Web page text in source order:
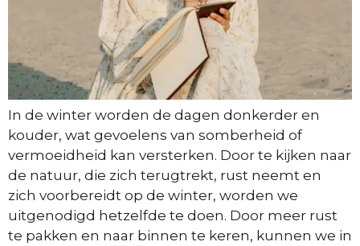
In de winter worden de dagen donkerder en
kouder, wat gevoelens van somberheid of
vermoeidheid kan versterken. Door te kijken naar
de natuur, die zich terugtrekt, rust neemt en
zich voorbereidt op de winter, worden we
uitgenodigd hetzelfde te doen. Door meer rust
te pakken en naar binnen te keren, kunnen we in